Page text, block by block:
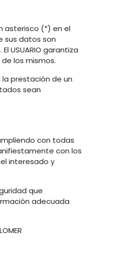
asterisco (*) en el
sus datos son
USUARIO garantiza
los mismos.
la prestación de un
sean
con todas
con los
interesado y
que
adecuada